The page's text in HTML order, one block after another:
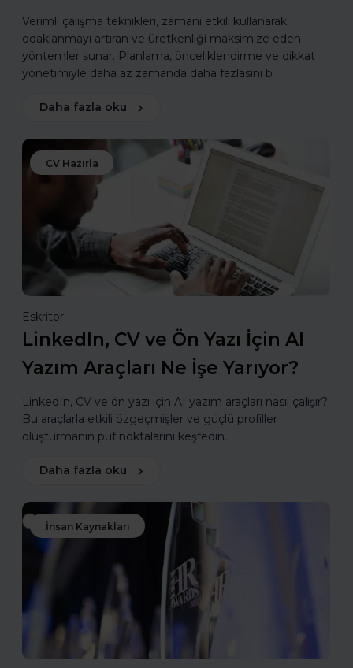
Verimli çalışma teknikleri, zamanı etkili kullanarak
odaklanmayı artıran ve üretkenliği maksimize eden
yöntemler sunar. Planlama, önceliklendirme ve dikkat
yönetimiyle daha az zamanda daha fazlasını b
Daha fazla oku
CV Hazırla
Eskritor
LinkedIn, CV ve Ön Yazı İçin AI
Yazım Araçları Ne İşe Yarıyor?
LinkedIn, CV ve ön yazı için AI yazım araçları nasıl çalışır?
Bu araçlarla etkili özgeçmişler ve güçlü profiller
oluşturmanın püf noktalarını keşfedin.
Daha fazla oku
İnsan Kaynakları